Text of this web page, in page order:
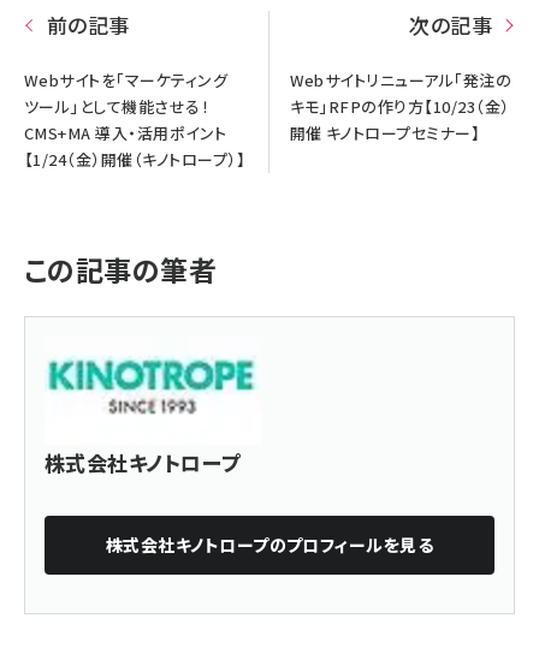
前の記事
Webサイトを「マーケティング
ツール」として機能させる！
CMS+MA 導入・活用ポイント
【1/24（金）開催（キノトロープ）】
次の記事
Webサイトリニューアル「発注の
キモ」RFPの作り方【10/23（金）
開催 キノトロープセミナー】
この記事の筆者
株式会社キノトロープ
株式会社キノトロープのプロフィールを見る